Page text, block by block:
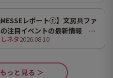
MESSEレポート①】文房具ファ
の注目イベントの最新情報 8
ではオンライン開催も
ネタ2026.08.10
っと見る ＞